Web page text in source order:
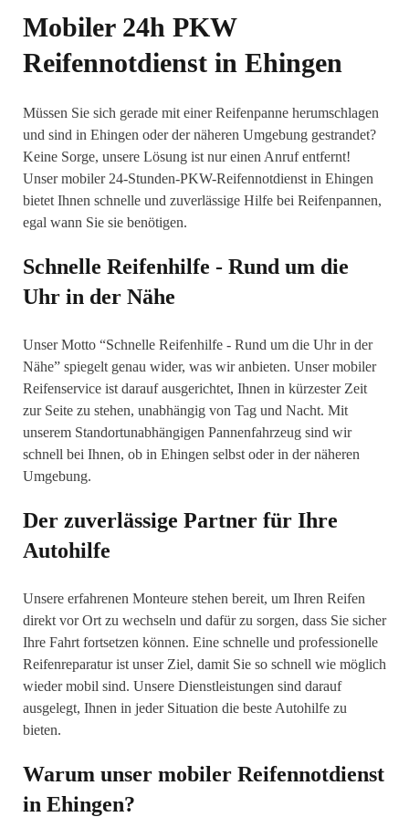
Mobiler 24h PKW
Reifennotdienst in Ehingen
Müssen Sie sich gerade mit einer Reifenpanne herumschlagen
und sind in Ehingen oder der näheren Umgebung gestrandet?
Keine Sorge, unsere Lösung ist nur einen Anruf entfernt!
Unser mobiler 24-Stunden-PKW-Reifennotdienst in Ehingen
bietet Ihnen schnelle und zuverlässige Hilfe bei Reifenpannen,
egal wann Sie sie benötigen.
Schnelle Reifenhilfe - Rund um die
Uhr in der Nähe
Unser Motto “Schnelle Reifenhilfe - Rund um die Uhr in der
Nähe” spiegelt genau wider, was wir anbieten. Unser mobiler
Reifenservice ist darauf ausgerichtet, Ihnen in kürzester Zeit
zur Seite zu stehen, unabhängig von Tag und Nacht. Mit
unserem Standortunabhängigen Pannenfahrzeug sind wir
schnell bei Ihnen, ob in Ehingen selbst oder in der näheren
Umgebung.
Der zuverlässige Partner für Ihre
Autohilfe
Unsere erfahrenen Monteure stehen bereit, um Ihren Reifen
direkt vor Ort zu wechseln und dafür zu sorgen, dass Sie sicher
Ihre Fahrt fortsetzen können. Eine schnelle und professionelle
Reifenreparatur ist unser Ziel, damit Sie so schnell wie möglich
wieder mobil sind. Unsere Dienstleistungen sind darauf
ausgelegt, Ihnen in jeder Situation die beste Autohilfe zu
bieten.
Warum unser mobiler Reifennotdienst
in Ehingen?